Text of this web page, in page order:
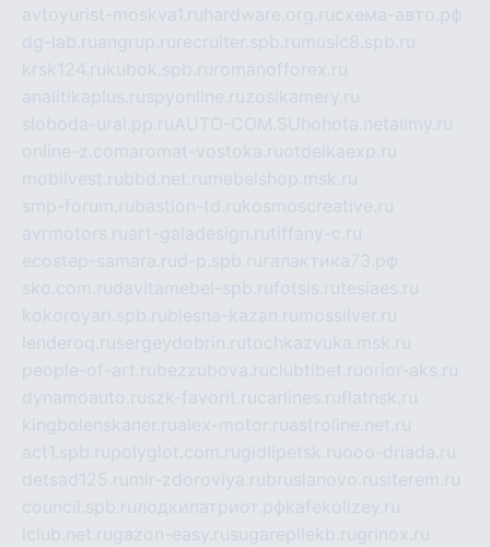
avtoyurist-moskva1.ru hardware.org.ruсхема-авто.рф
dg-lab.ruangrup.ru recruiter.spb.ru music8.spb.ru
krsk124.rukubok.spb.ru romanofforex.ru
analitikaplus.ruspyonline.ruzosikamery.ru
sloboda-ural.pp.ruAUTO-COM.SU hohota.net alimy.ru
online-z.comaromat-vostoka.ruotdelkaexp.ru
mobilvest.rubbd.net.ru mebelshop.msk.ru
smp-forum.rubastion-td.rukosmoscreative.ru
avrmotors.ruart-galadesign.rutiffany-c.ru
ecostep-samara.rud-p.spb.ru галактика73.рф
sko.com.rudavitamebel-spb.rufotsis.rutesiaes.ru
kokoroyari.spb.rublesna-kazan.ru mossilver.ru
lenderoq.rusergeydobrin.rutochkazvuka.msk.ru
people-of-art.rubezzubova.ruclubtibet.ruorior-aks.ru
dynamoauto.ruszk-favorit.rucarlines.ruflatnsk.ru
kingbolenskaner.rualex-motor.ruastroline.net.ru
act1.spb.rupolyglot.com.rugidlipetsk.ruooo-driada.ru
detsad125.ru mir-zdoroviya.rubruslanovo.rusiterem.ru
council.spb.ruлодкипатриот.рфkafekolizey.ru
iclub.net.rugazon-easy.rusugarepilekb.rugrinox.ru